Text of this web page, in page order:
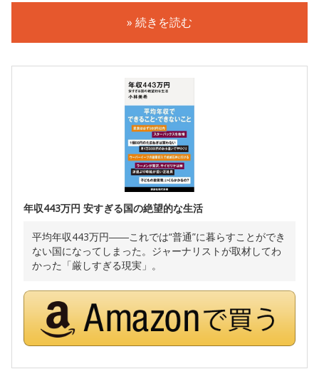
» 続きを読む
年収443万円 安すぎる国の絶望的な生活
平均年収443万円――これでは“普通”に暮らすことができ
ない国になってしまった。ジャーナリストが取材してわ
かった「厳しすぎる現実」。